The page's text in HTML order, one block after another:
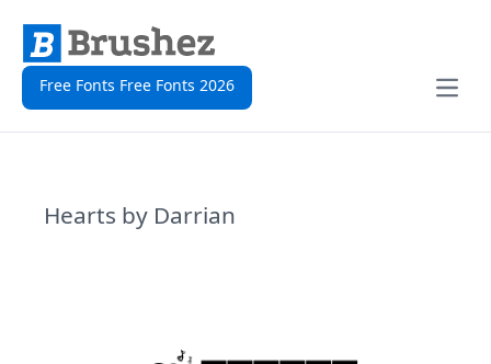
Free Fonts Free Fonts 2026
Open
Hearts by Darrian